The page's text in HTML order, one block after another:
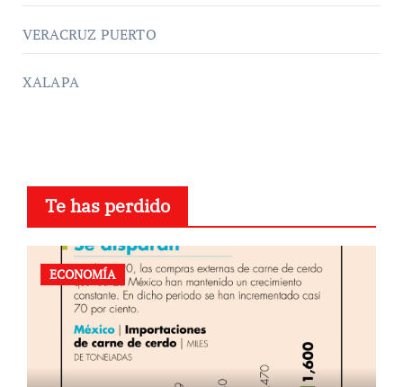
VERACRUZ PUERTO
XALAPA
Te has perdido
ECONOMÍA